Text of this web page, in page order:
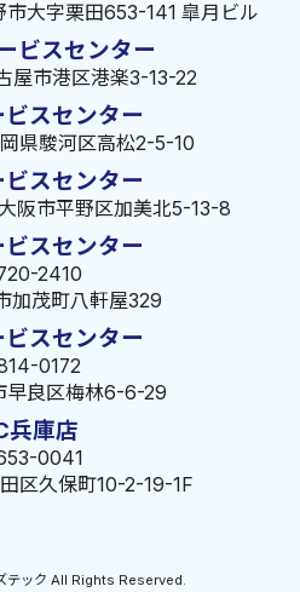
大字栗田653-141 皐月ビル
ビスセンター
屋市港区港楽3-13-22
スセンター
県駿河区高松2-5-10
スセンター
阪市平野区加美北5-13-8
スセンター
2410
加茂町八軒屋329
スセンター
0172
早良区梅林6-6-29
兵庫店
0041
区久保町10-2-19-1F
テック All Rights Reserved.